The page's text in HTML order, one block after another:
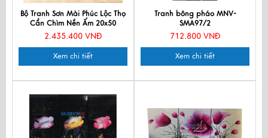
Bộ Tranh Sơn Mài Phúc Lộc Thọ
Cẩn Chìm Nền Ấm 20x50
TSM257-2
2.435.400 VNĐ
Xem chi tiết
Tranh bông pháo MNV-
SMA97/2
712.800 VNĐ
Xem chi tiết